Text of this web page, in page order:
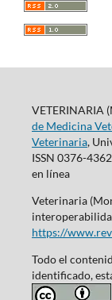
VETERINARIA
de Medicina
Veterinaria,
ISSN 0376-
en línea
Veterinaria
https://
Todo el
identificado,